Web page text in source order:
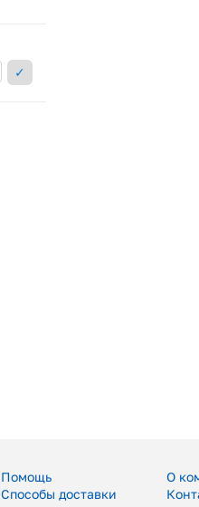
Помощь
Способы доставки
О